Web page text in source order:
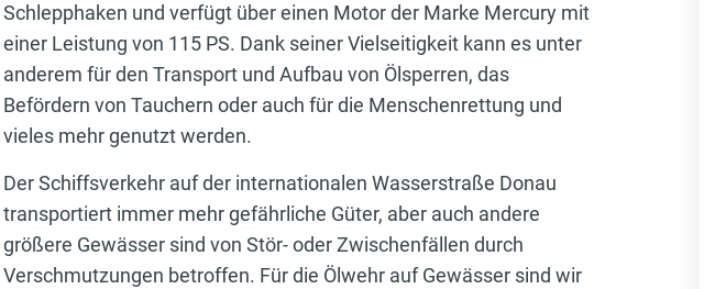
Schlepphaken und verfügt über einen Motor der Marke Mercury mit
einer Leistung von 115 PS. Dank seiner Vielseitigkeit kann es unter
anderem für den Transport und Aufbau von Ölsperren, das
Befördern von Tauchern oder auch für die Menschenrettung und
vieles mehr genutzt werden.
Der Schiffsverkehr auf der internationalen Wasserstraße Donau
transportiert immer mehr gefährliche Güter, aber auch andere
größere Gewässer sind von Stör- oder Zwischenfällen durch
Verschmutzungen betroffen. Für die Ölwehr auf Gewässer sind wir